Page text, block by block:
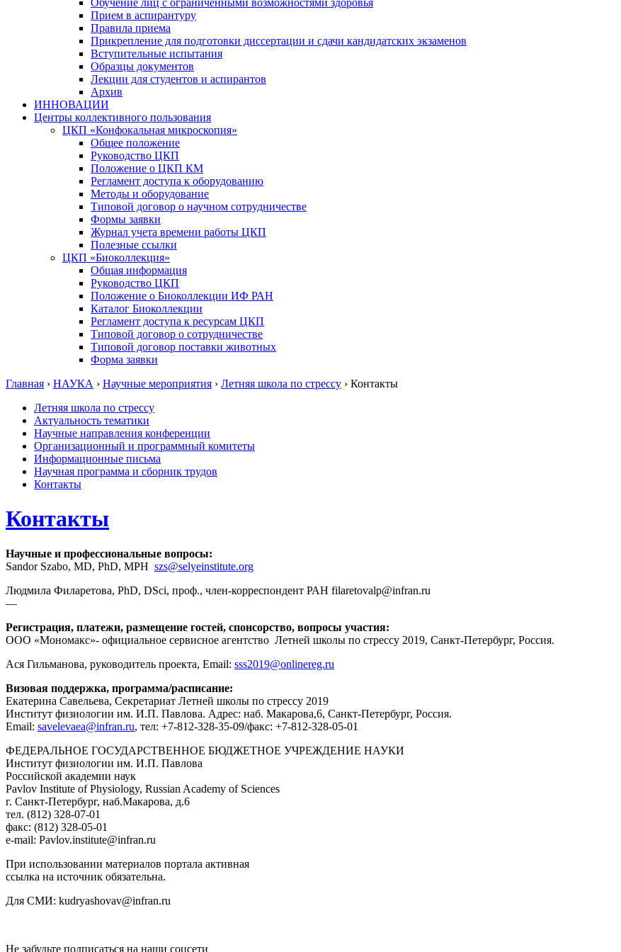
Обучение лиц с ограниченными возможностями здоровья
Прием в аспирантуру
Правила приема
Прикрепление для подготовки диссертации и сдачи кандидатских экзаменов
Вступительные испытания
Образцы документов
Лекции для студентов и аспирантов
Архив
ИННОВАЦИИ
Центры коллективного пользования
ЦКП «Конфокальная микроскопия»
Общее положение
Руководство ЦКП
Положение о ЦКП КМ
Регламент доступа к оборудованию
Методы и оборудование
Типовой договор о научном сотрудничестве
Формы заявки
Журнал учета времени работы ЦКП
Полезные ссылки
ЦКП «Биоколлекция»
Общая информация
Руководство ЦКП
Положение о Биоколлекции ИФ РАН
Каталог Биоколлекции
Регламент доступа к ресурсам ЦКП
Типовой договор о сотрудничестве
Типовой договор поставки животных
Форма заявки
Главная › НАУКА › Научные мероприятия › Летняя школа по стрессу › Контакты
Летняя школа по стрессу
Актуальность тематики
Научные направления конференции
Организационный и программный комитеты
Информационные письма
Научная программа и сборник трудов
Контакты
Контакты
Научные и профессиональные вопросы:
Sandor Szabo, MD, PhD, MPH szs@selyeinstitute.org
Людмила Филаретова, PhD, DSci, проф., член-корреспондент РАН filaretovalp@infran.ru
—
Регистрация, платежи, размещение гостей, спонсорство, вопросы участия:
ООО «Мономакс»- официальное сервисное агентство Летней школы по стрессу 2019, Санкт-Петербург, Россия.
Ася Гильманова, руководитель проекта, Email: sss2019@onlinereg.ru
Визовая поддержка, программа/расписание:
Екатерина Савельева, Секретариат Летней школы по стрессу 2019
Институт физиологии им. И.П. Павлова. Адрес: наб. Макарова,6, Санкт-Петербург, Россия.
Email: savelevaea@infran.ru, тeл: +7-812-328-35-09/факс: +7-812-328-05-01
ФЕДЕРАЛЬНОЕ ГОСУДАРСТВЕННОЕ БЮДЖЕТНОЕ УЧРЕЖДЕНИЕ НАУКИ
Институт физиологии им. И.П. Павлова
Российской академии наук
Pavlov Institute of Physiology, Russian Academy of Sciences
г. Санкт-Петербург, наб.Макарова, д.6
тел. (812) 328-07-01
факс: (812) 328-05-01
e-mail: Pavlov.institute@infran.ru
При использовании материалов портала активная
ссылка на источник обязательна.
Для СМИ: kudryashovav@infran.ru
Не забудьте подписаться на наши соцсети